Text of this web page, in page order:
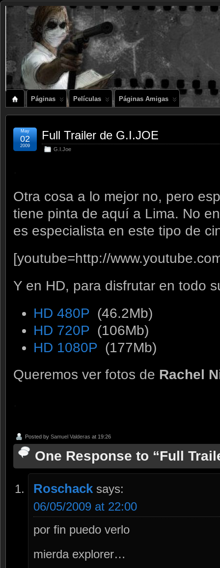
Páginas Películas Páginas Amigas
Full Trailer de G.I.JOE
G.I.Joe
May
02
2009
Otra cosa a lo mejor no, pero
tiene pinta de aquí a Lima. No
es especialista en este tipo de
[youtube=http://
Y en HD, para disfrutar en todo
HD 480P (46.2Mb)
HD 720P (106Mb)
HD 1080P (177Mb)
Queremos ver fotos de Rachel
Posted by Samuel Valderas at 19:26
One Response to “Full
Roschack says:
06/05/2009 at 22:00
por fin puedo verlo
mierda explorer…